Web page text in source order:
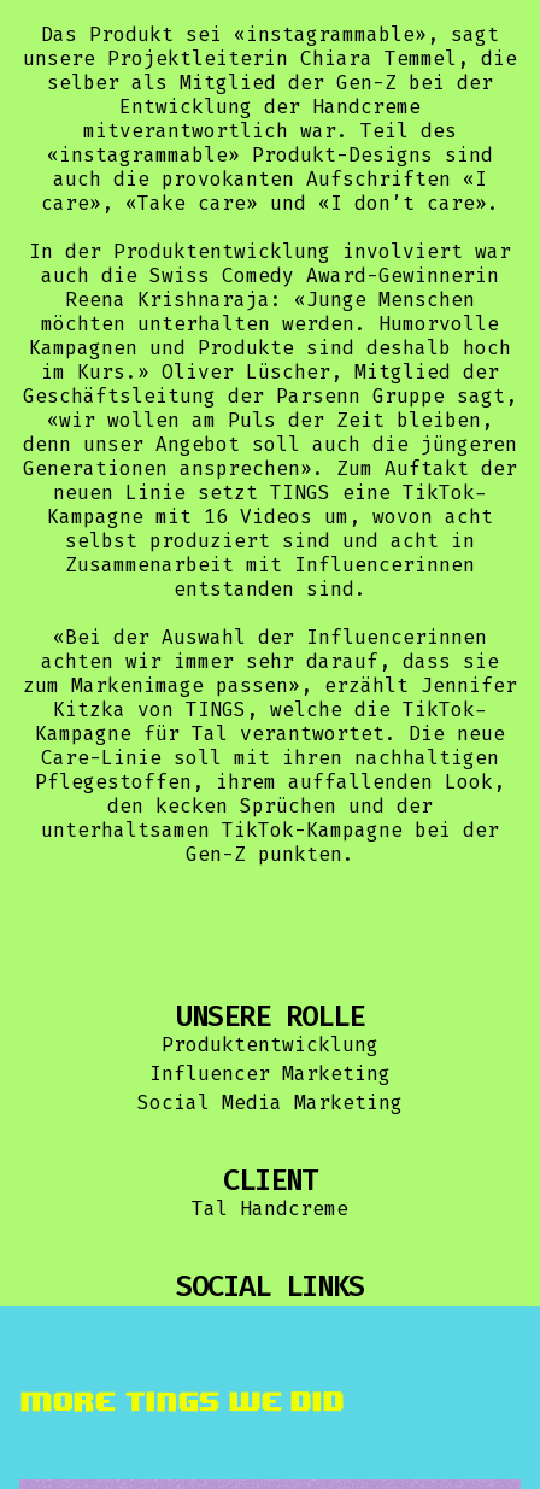
Das Produkt sei «instagrammable», sagt
unsere Projektleiterin Chiara Temmel, die
selber als Mitglied der Gen-Z bei der
Entwicklung der Handcreme
mitverantwortlich war. Teil des
«instagrammable» Produkt-Designs sind
auch die provokanten Aufschriften «I
care», «Take care» und «I don’t care».
In der Produktentwicklung involviert war
auch die Swiss Comedy Award-Gewinnerin
Reena Krishnaraja: «Junge Menschen
möchten unterhalten werden. Humorvolle
Kampagnen und Produkte sind deshalb hoch
im Kurs.» Oliver Lüscher, Mitglied der
Geschäftsleitung der Parsenn Gruppe sagt,
«wir wollen am Puls der Zeit bleiben,
denn unser Angebot soll auch die jüngeren
Generationen ansprechen». Zum Auftakt der
neuen Linie setzt TINGS eine TikTok-
Kampagne mit 16 Videos um, wovon acht
selbst produziert sind und acht in
Zusammenarbeit mit Influencerinnen
entstanden sind.
«Bei der Auswahl der Influencerinnen
achten wir immer sehr darauf, dass sie
zum Markenimage passen», erzählt Jennifer
Kitzka von TINGS, welche die TikTok-
Kampagne für Tal verantwortet. Die neue
Care-Linie soll mit ihren nachhaltigen
Pflegestoffen, ihrem auffallenden Look,
den kecken Sprüchen und der
unterhaltsamen TikTok-Kampagne bei der
Gen-Z punkten.
UNSERE ROLLE
Produktentwicklung
Influencer Marketing
Social Media Marketing
CLIENT
Tal Handcreme
SOCIAL LINKS
More TINGS we did